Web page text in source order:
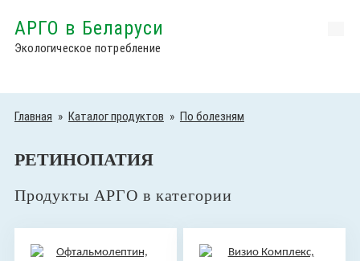
АРГО в Беларуси
Экологическое потребление
Главная » Каталог продуктов » По болезням
РЕТИНОПАТИЯ
Продукты АРГО в категории